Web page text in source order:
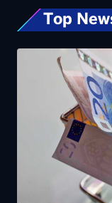
Top